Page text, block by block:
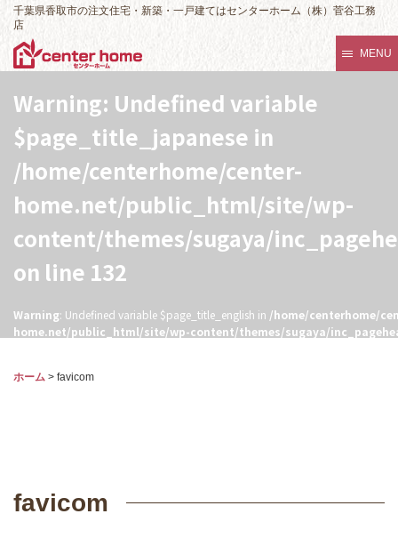
千葉県香取市の注文住宅・新築・一戸建てはセンターホーム（株）菅谷工務
店
MENU
Warning: Undefined variable
$page_title_japanese in
/home/centerhome/center-
home.net/public_html/site/wp-
content/themes/sugaya/
on line 132
Warning: Undefined variable $page_title_english in /home/centerhome/
home.net/public_html/site/wp-content/themes/sugaya/
ホーム > favicom
favicom